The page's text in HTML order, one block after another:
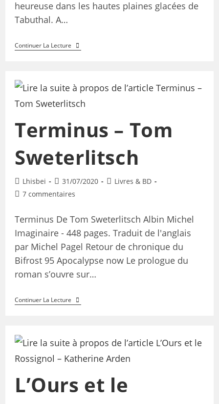
heureuse dans les hautes plaines glacées de
Tabuthal. A…
Continuer La Lecture
Terminus – Tom
Sweterlitsch
Lhisbei 31/07/2020
Livres & BD
7 commentaires
Terminus De Tom Sweterlitsch Albin Michel
Imaginaire - 448 pages. Traduit de l'anglais
par Michel Pagel Retour de chronique du
Bifrost 95 Apocalypse now Le prologue du
roman s’ouvre sur…
Continuer La Lecture
L’Ours et le